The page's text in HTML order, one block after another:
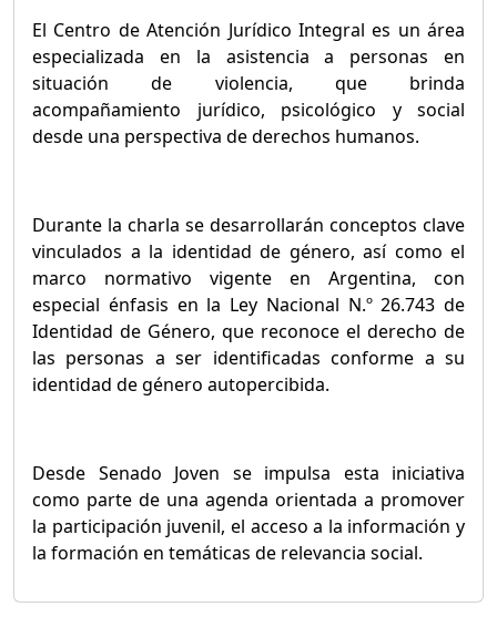
El Centro de Atención Jurídico Integral es un área
especializada en la asistencia a personas en
situación de violencia, que brinda
acompañamiento jurídico, psicológico y social
desde una perspectiva de derechos humanos.
Durante la charla se desarrollarán conceptos clave
vinculados a la identidad de género, así como el
marco normativo vigente en Argentina, con
especial énfasis en la Ley Nacional N.º 26.743 de
Identidad de Género, que reconoce el derecho de
las personas a ser identificadas conforme a su
identidad de género autopercibida.
Desde Senado Joven se impulsa esta iniciativa
como parte de una agenda orientada a promover
la participación juvenil, el acceso a la información y
la formación en temáticas de relevancia social.